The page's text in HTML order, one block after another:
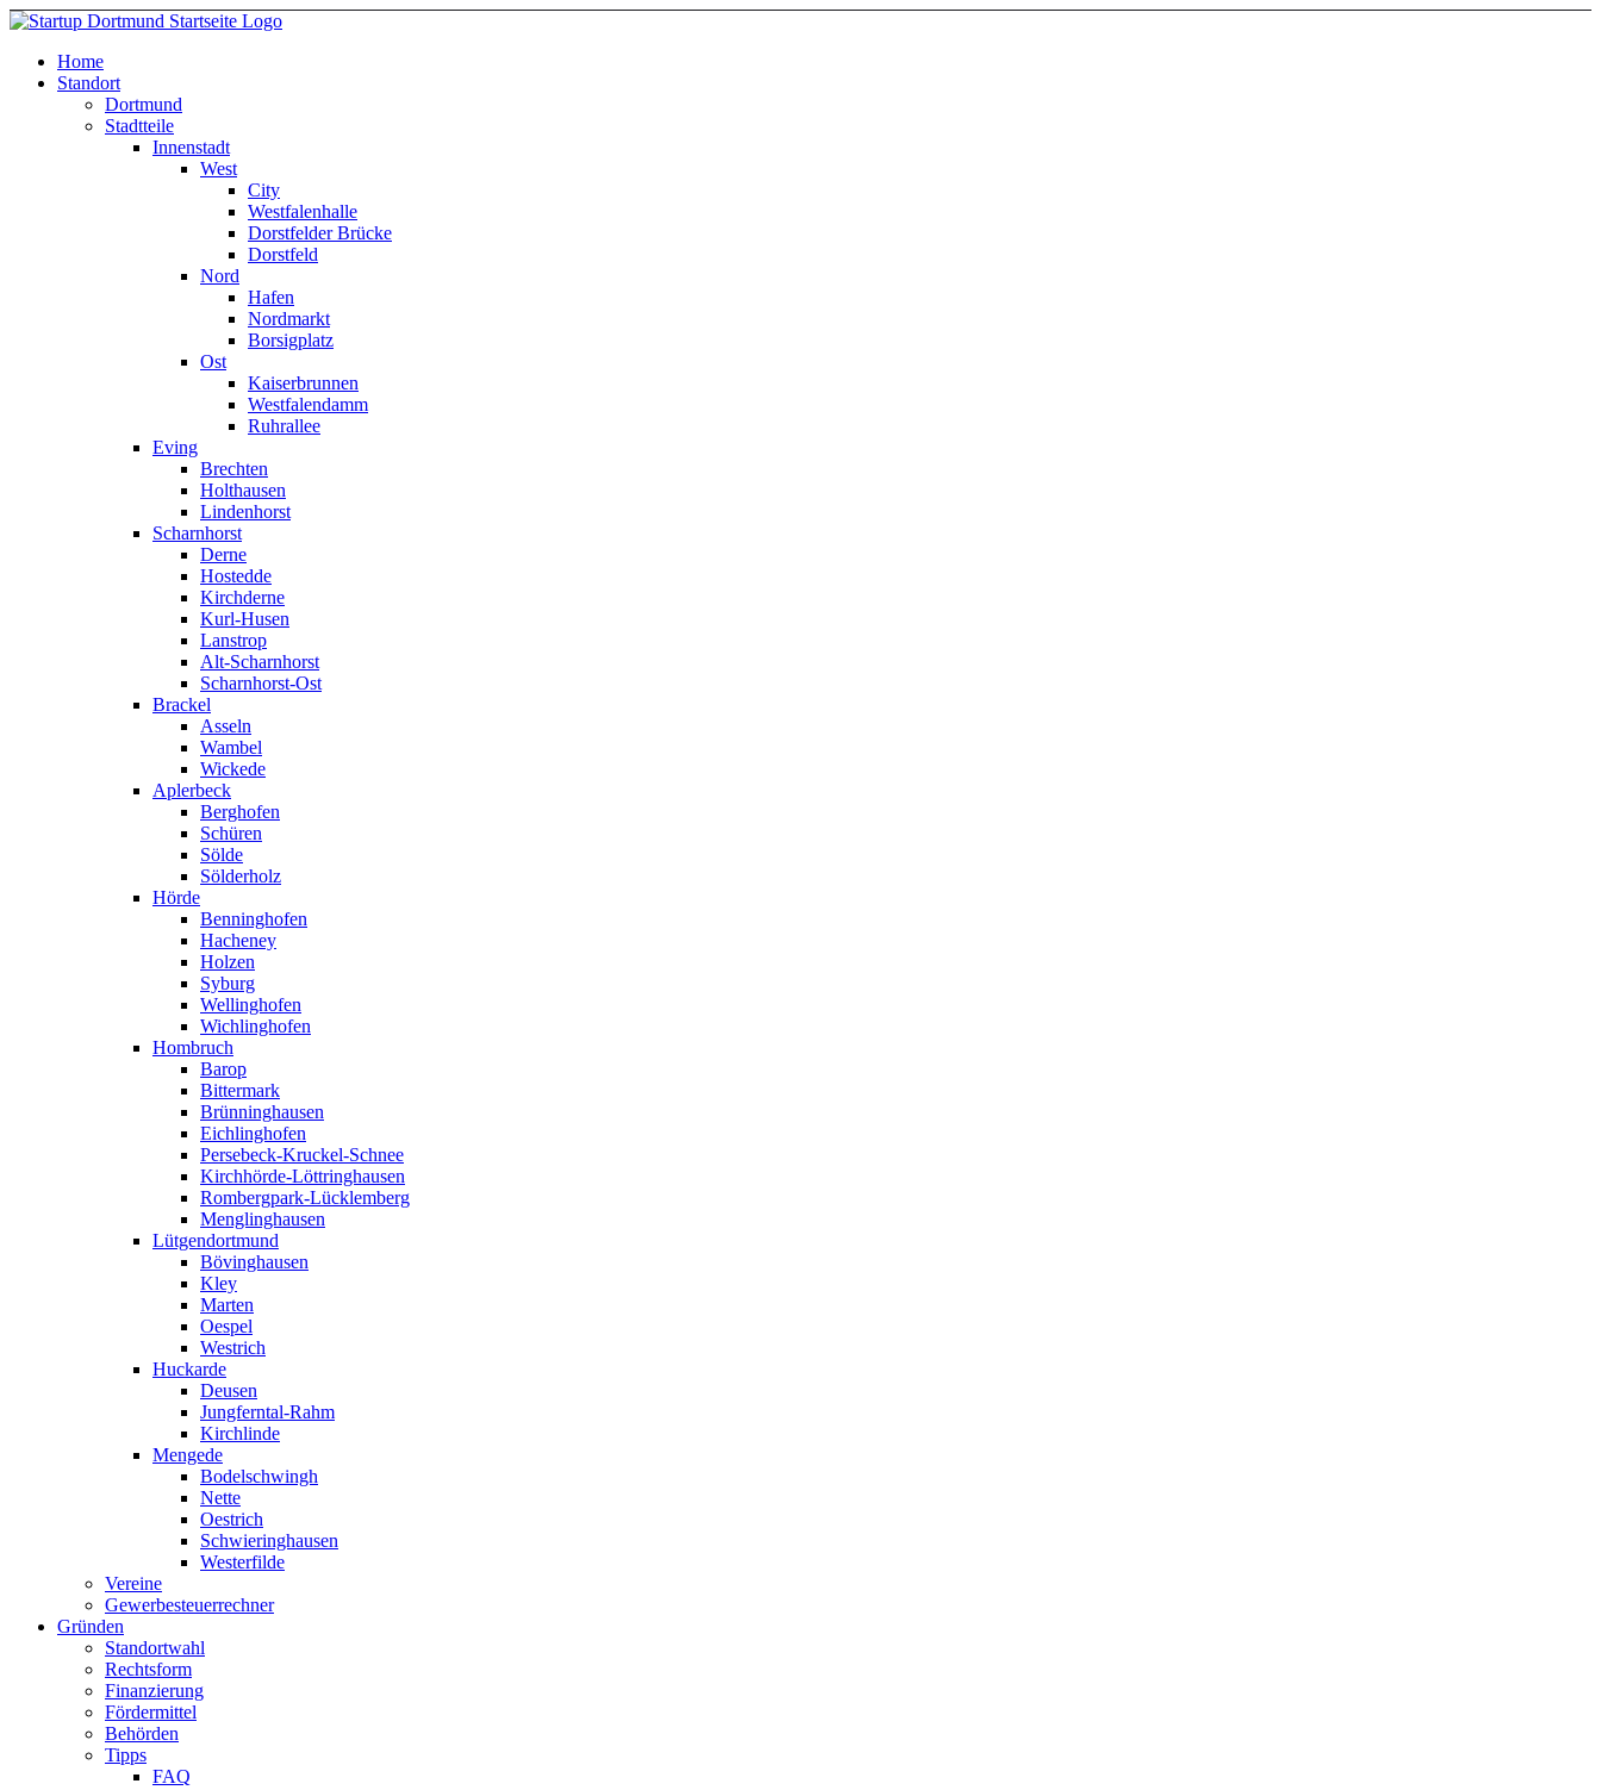
Home
Standort
Dortmund
Stadtteile
Innenstadt
West
City
Westfalenhalle
Dorstfelder Brücke
Dorstfeld
Nord
Hafen
Nordmarkt
Borsigplatz
Ost
Kaiserbrunnen
Westfalendamm
Ruhrallee
Eving
Brechten
Holthausen
Lindenhorst
Scharnhorst
Derne
Hostedde
Kirchderne
Kurl-Husen
Lanstrop
Alt-Scharnhorst
Scharnhorst-Ost
Brackel
Asseln
Wambel
Wickede
Aplerbeck
Berghofen
Schüren
Sölde
Sölderholz
Hörde
Benninghofen
Hacheney
Holzen
Syburg
Wellinghofen
Wichlinghofen
Hombruch
Barop
Bittermark
Brünninghausen
Eichlinghofen
Persebeck-Kruckel-Schnee
Kirchhörde-Löttringhausen
Rombergpark-Lücklemberg
Menglinghausen
Lütgendortmund
Bövinghausen
Kley
Marten
Oespel
Westrich
Huckarde
Deusen
Jungferntal-Rahm
Kirchlinde
Mengede
Bodelschwingh
Nette
Oestrich
Schwieringhausen
Westerfilde
Vereine
Gewerbesteuerrechner
Gründen
Standortwahl
Rechtsform
Finanzierung
Fördermittel
Behörden
Tipps
FAQ